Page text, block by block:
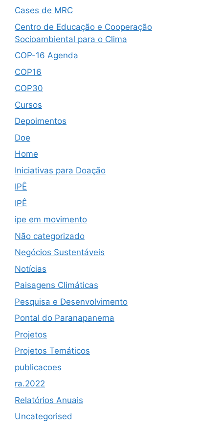
Cases de MRC
Centro de Educação e Cooperação
Socioambiental para o Clima
COP-16 Agenda
COP16
COP30
Cursos
Depoimentos
Doe
Home
Iniciativas para Doação
IPÊ
IPÊ
ipe em movimento
Não categorizado
Negócios Sustentáveis
Notícias
Paisagens Climáticas
Pesquisa e Desenvolvimento
Pontal do Paranapanema
Projetos
Projetos Temáticos
publicacoes
ra.2022
Relatórios Anuais
Uncategorised